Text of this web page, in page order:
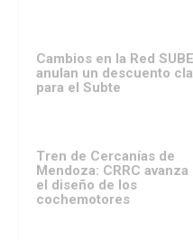
Cambios en la Red
anulan un descuento
para el Subte
Tren de Cercanías de
Mendoza: CRRC avanza
el diseño de los
cochemotores